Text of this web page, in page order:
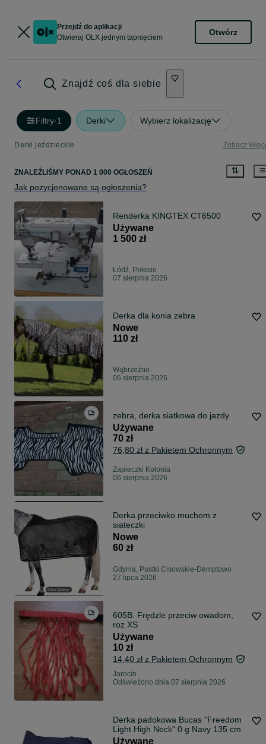
Przejdź do aplikacji
Otwieraj OLX jednym tapnięciem
Otwórz
Znajdź coś dla siebie
Filtry·1 Derki Wybierz lokalizację
Derki jeździeckie Zobacz
ZNALEŹLIŚMY PONAD 1 000 OGŁOSZEŃ
Jak pozycjonowane są ogłoszenia?
Renderka KINGTEX CT6500
Używane
1 500 zł
Łódź, Polesie
07 sierpnia 2026
Derka dla konia zebra
Nowe
110 zł
Wąbrzeźno
06 sierpnia 2026
zebra, derka siatkowa do jazdy
Używane
70 zł
76,80 zł z Pakietem Ochronnym
Zapieczki Kolonia
06 sierpnia 2026
Derka przeciwko muchom z
siateczki
Nowe
60 zł
Gdynia, Pustki Cisowskie-Demptowo
27 lipca 2026
605B. Frędzle przeciw owadom,
roz XS
Używane
10 zł
14,40 zł z Pakietem Ochronnym
Jarocin
Odświeżono dnia 07 sierpnia 2026
Derka padokowa Bucas "Freedom
Light High Neck" 0 g Navy 135 cm
Używane